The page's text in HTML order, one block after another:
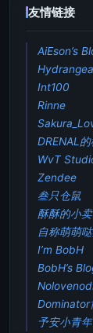
友情链接
AiEson’s
Int100
Rinne
DRENAL
WvT
Zendee
叁只仓鼠
酥酥的小
自称萌萌
I’m BobH
BobH’s
Dominator
予安小青